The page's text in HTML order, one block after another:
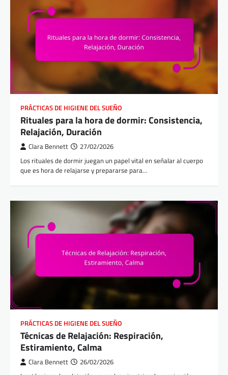
PRÁCTICAS DE HIGIENE DEL SUEÑO
Rituales para la hora de dormir: Consistencia,
Relajación, Duración
Clara Bennett 27/02/2026
Los rituales de dormir juegan un papel vital en señalar al cuerpo
que es hora de relajarse y prepararse para…
PRÁCTICAS DE HIGIENE DEL SUEÑO
Técnicas de Relajación: Respiración,
Estiramiento, Calma
Clara Bennett 26/02/2026